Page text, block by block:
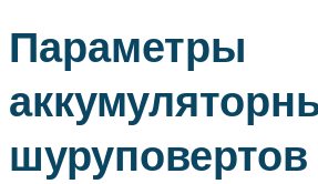
Параметры
шуруповертов